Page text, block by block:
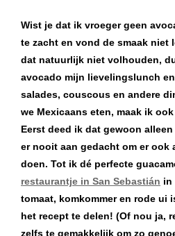
Wist je dat ik vroeger geen
te zacht en vond de smaak niet
dat natuurlijk niet volhouden,
avocado mijn lievelingslunch
salades, couscous en andere
we Mexicaans eten, maak ik
Eerst deed ik dat gewoon
er nooit aan gedacht om er ook
doen. Tot ik dé perfecte
restaurantje in San Sebastián in
tomaat, komkommer en rode ui
het recept te delen! (Of nou ja,
zelfs te gemakkelijk om zo